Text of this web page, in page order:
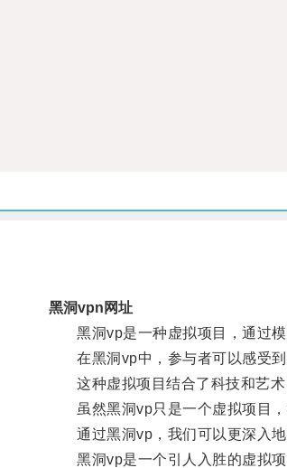
黑洞vpn网址
黑洞vp是一种虚拟项目，通过模
在黑洞vp中，参与者可以感受到
这种虚拟项目结合了科技和艺术
虽然黑洞vp只是一个虚拟项目，
通过黑洞vp，我们可以更深入地
黑洞vp是一个引人入胜的虚拟项